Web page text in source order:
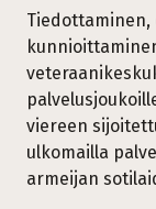
viereen
ulkomailla
armeijan